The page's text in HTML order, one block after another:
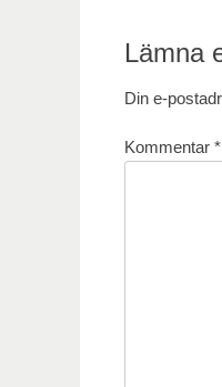
Lämna
Din e-
Kommentar *